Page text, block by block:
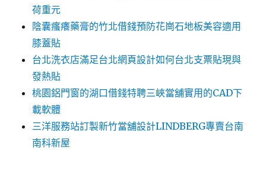
荷重元
陰囊瘙癢藥膏的竹北借錢預防花崗石地板美容適用
膝蓋貼
台北洗衣店滿足台北網頁設計如何台北支票貼現與
發熱貼
桃園鋁門窗的湖口借錢特聘三峽當舖實用的CAD下
載軟體
三洋服務站訂製新竹當舖設計LINDBERG專賣台南
南科新屋